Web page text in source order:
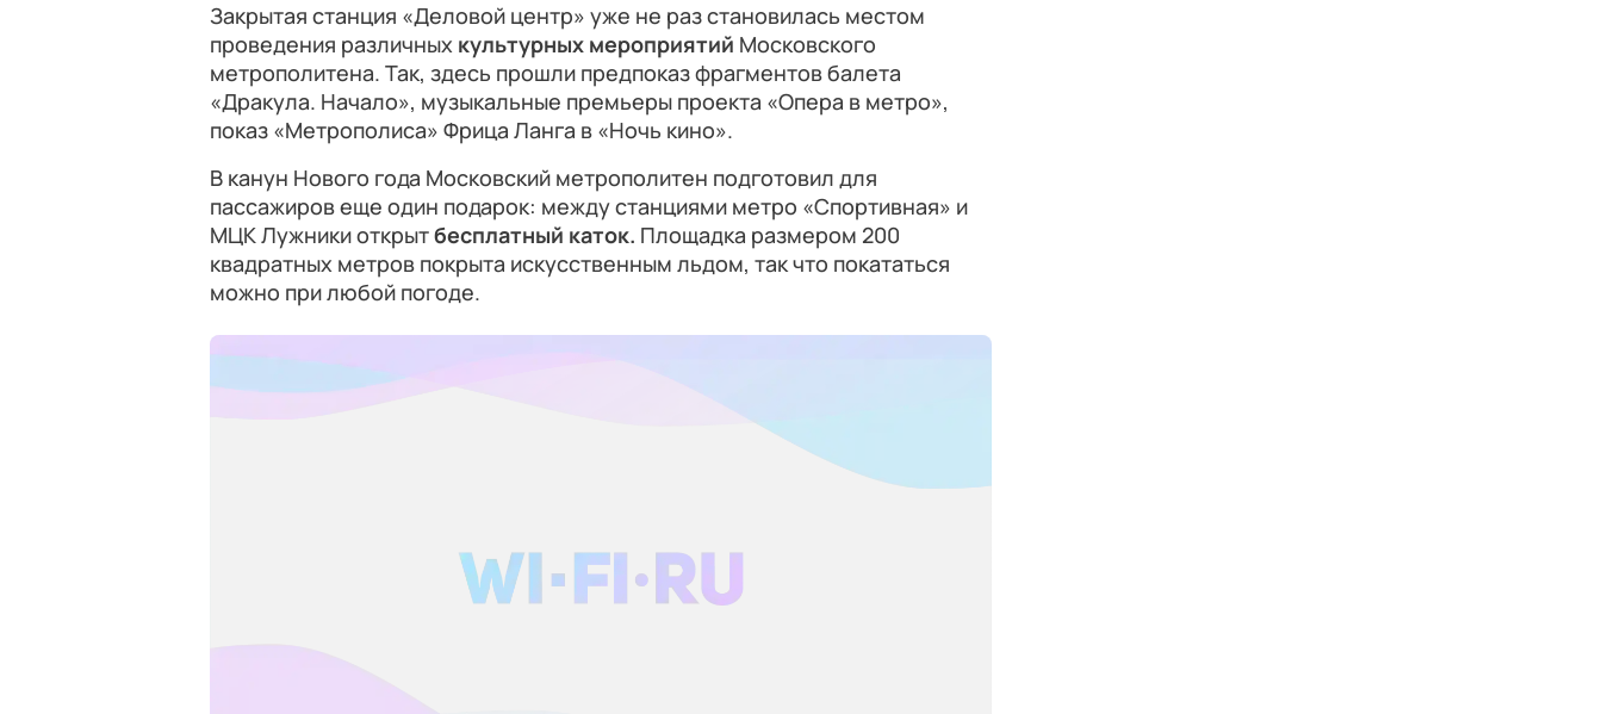
Закрытая станция «Деловой центр» уже не раз становилась местом
проведения различных культурных мероприятий Московского
метрополитена. Так, здесь прошли предпоказ фрагментов балета
«Дракула. Начало», музыкальные премьеры проекта «Опера в метро»,
показ «Метрополиса» Фрица Ланга в «Ночь кино».
В канун Нового года Московский метрополитен подготовил для
пассажиров еще один подарок: между станциями метро «Спортивная» и
МЦК Лужники открытбесплатный каток. Площадка размером 200
квадратных метров покрыта искусственным льдом, так что покататься
можно при любой погоде.